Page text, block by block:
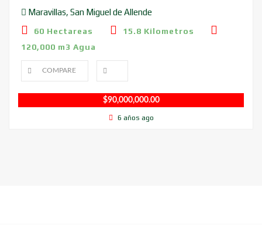
Maravillas, San Miguel de Allende
60 Hectareas
15.8 Kilometros
120,000 m3 Agua
COMPARE
$90,000,000.00
6 años ago